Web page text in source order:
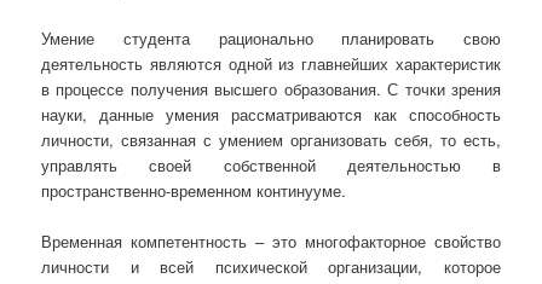
Умение студента рационально планировать свою
деятельность являются одной из главнейших характеристик
в процессе получения высшего образования. С точки зрения
науки, данные умения рассматриваются как способность
личности, связанная с умением организовать себя, то есть,
управлять своей собственной деятельностью в
пространственно-временном континууме.
Временная компетентность – это многофакторное свойство
личности и всей психической организации, которое